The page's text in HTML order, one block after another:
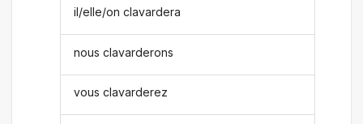
il/elle/on clavardera
nous clavarderons
vous clavarderez